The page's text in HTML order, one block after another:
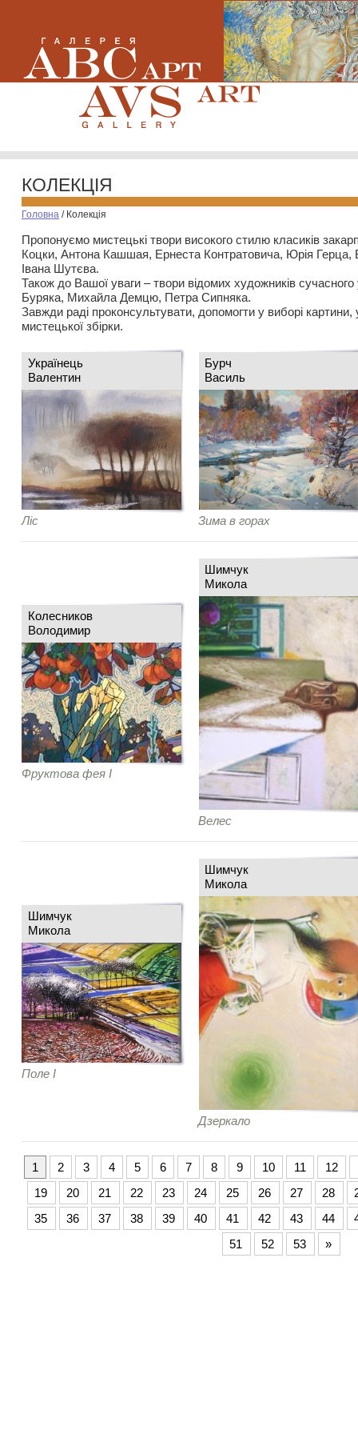
КОЛЕКЦІЯ
Головна / Колекція
Пропонуємо мистецькі твори високого стилю класиків
Коцки, Антона Кашшая, Ернеста Контратовича, Юрія
Івана Шутєва.
Також до Вашої уваги – твори відомих художників
Буряка, Михайла Демцю, Петра Сипняка.
Завжди раді проконсультувати, допомогти у виборі картини,
мистецької збірки.
Українець
Валентин
Ліс
Бурч
Василь
Зима в горах
Колесников
Володимир
Фруктова фея І
Шимчук
Микола
Велес
Шимчук
Микола
Поле І
Шимчук
Микола
Дзеркало
1 2 3 4 5 6 7 8 9 10 11 12
19
20 21 22 23 24 25 26 27 28
35
36 37 38 39 40 41 42 43 44
51
52 53 »